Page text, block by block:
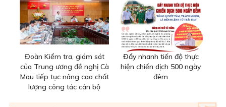
Đoàn Kiểm tra, giám sát
của Trung ương đề nghị Cà
Mau tiếp tục nâng cao chất
lượng công tác cán bộ
Đẩy nhanh tiến độ thực
hiện chiến dịch 500 ngày
đêm